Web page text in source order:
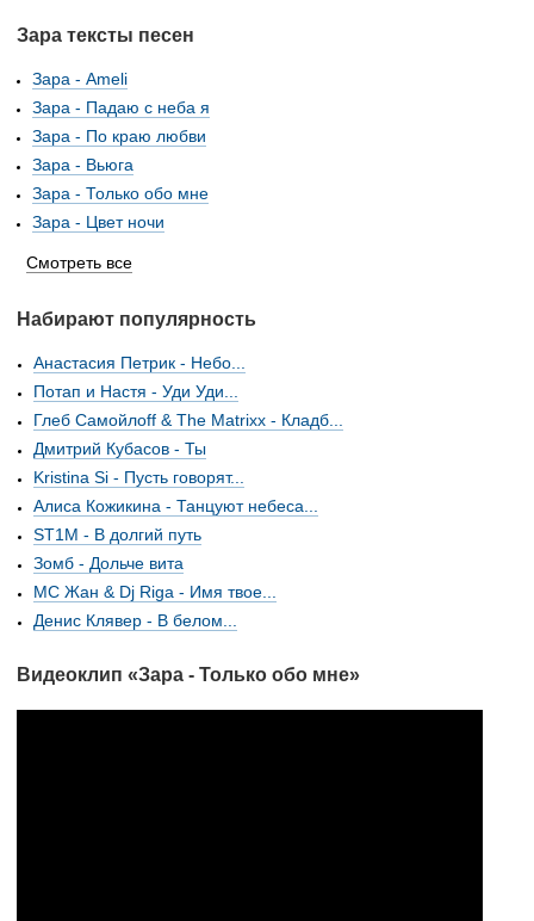
Зара тексты песен
Зара - Ameli
Зара - Падаю с неба я
Зара - По краю любви
Зара - Вьюга
Зара - Только обо мне
Зара - Цвет ночи
Смотреть все
Набирают популярность
Анастасия Петрик - Небо...
Потап и Настя - Уди Уди...
Глеб Самойлоff & The Matrixx - Кладб...
Дмитрий Кубасов - Ты
Kristina Si - Пусть говорят...
Алиса Кожикина - Танцуют небеса...
ST1M - В долгий путь
Зомб - Дольче вита
MC Жан & Dj Riga - Имя твое...
Денис Клявер - В белом...
Видеоклип «Зара - Только обо мне»